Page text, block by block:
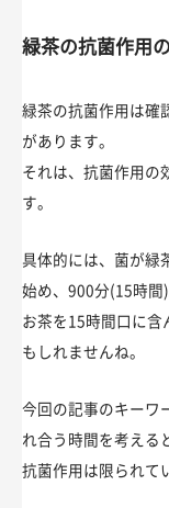
緑茶の抗菌作用
緑茶の抗菌作用は確
があります。
それは、抗菌作用の
す。
具体的には、菌が緑
始め、900分(15時間
お茶を15時間口に含
もしれませんね。
今回の記事のキーワ
れ合う時間を考える
抗菌作用は限られて